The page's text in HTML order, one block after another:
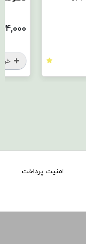
امنیت پرداخت